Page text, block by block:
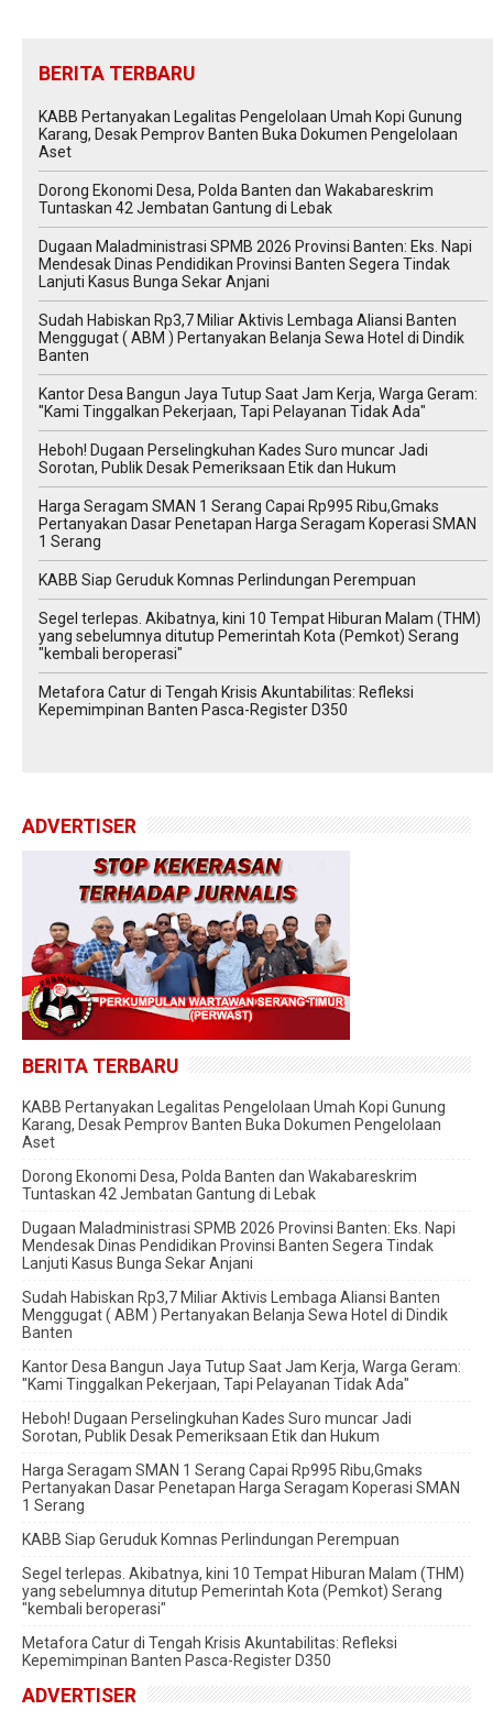
BERITA TERBARU
KABB Pertanyakan Legalitas Pengelolaan Umah Kopi Gunung
Karang, Desak Pemprov Banten Buka Dokumen Pengelolaan
Aset
Dorong Ekonomi Desa, Polda Banten dan Wakabareskrim
Tuntaskan 42 Jembatan Gantung di Lebak
Dugaan Maladministrasi SPMB 2026 Provinsi Banten: Eks. Napi
Mendesak Dinas Pendidikan Provinsi Banten Segera Tindak
Lanjuti Kasus Bunga Sekar Anjani
‎Sudah Habiskan Rp3,7 Miliar ‎Aktivis Lembaga Aliansi Banten
Menggugat ( ABM ) Pertanyakan Belanja Sewa Hotel di Dindik
Banten
Kantor Desa Bangun Jaya Tutup Saat Jam Kerja, Warga Geram:
"Kami Tinggalkan Pekerjaan, Tapi Pelayanan Tidak Ada"
Heboh! Dugaan Perselingkuhan Kades Suro muncar Jadi
Sorotan, Publik Desak Pemeriksaan Etik dan Hukum
Harga Seragam SMAN 1 Serang Capai Rp995 Ribu,Gmaks
Pertanyakan Dasar Penetapan Harga Seragam Koperasi SMAN
1 Serang
‎KABB Siap Geruduk Komnas Perlindungan Perempuan
Segel terlepas. Akibatnya, kini 10 Tempat Hiburan Malam (THM)
yang sebelumnya ditutup Pemerintah Kota (Pemkot) Serang
"kembali beroperasi"
Metafora Catur di Tengah Krisis Akuntabilitas: Refleksi
Kepemimpinan Banten Pasca-Register D350
ADVERTISER
BERITA TERBARU
KABB Pertanyakan Legalitas Pengelolaan Umah Kopi Gunung
Karang, Desak Pemprov Banten Buka Dokumen Pengelolaan
Aset
Dorong Ekonomi Desa, Polda Banten dan Wakabareskrim
Tuntaskan 42 Jembatan Gantung di Lebak
Dugaan Maladministrasi SPMB 2026 Provinsi Banten: Eks. Napi
Mendesak Dinas Pendidikan Provinsi Banten Segera Tindak
Lanjuti Kasus Bunga Sekar Anjani
‎Sudah Habiskan Rp3,7 Miliar ‎Aktivis Lembaga Aliansi Banten
Menggugat ( ABM ) Pertanyakan Belanja Sewa Hotel di Dindik
Banten
Kantor Desa Bangun Jaya Tutup Saat Jam Kerja, Warga Geram:
"Kami Tinggalkan Pekerjaan, Tapi Pelayanan Tidak Ada"
Heboh! Dugaan Perselingkuhan Kades Suro muncar Jadi
Sorotan, Publik Desak Pemeriksaan Etik dan Hukum
Harga Seragam SMAN 1 Serang Capai Rp995 Ribu,Gmaks
Pertanyakan Dasar Penetapan Harga Seragam Koperasi SMAN
1 Serang
‎KABB Siap Geruduk Komnas Perlindungan Perempuan
Segel terlepas. Akibatnya, kini 10 Tempat Hiburan Malam (THM)
yang sebelumnya ditutup Pemerintah Kota (Pemkot) Serang
"kembali beroperasi"
Metafora Catur di Tengah Krisis Akuntabilitas: Refleksi
Kepemimpinan Banten Pasca-Register D350
ADVERTISER